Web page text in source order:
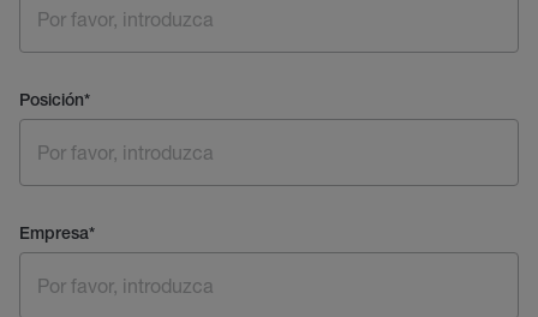
Posición*
Empresa*